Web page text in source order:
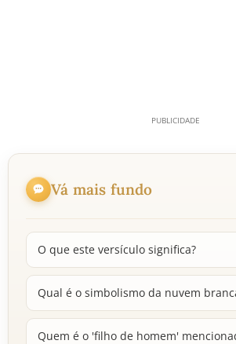
Vá mais fundo
O que este versículo significa?
Qual é o simbolismo da nuvem
Quem é o 'filho de homem'